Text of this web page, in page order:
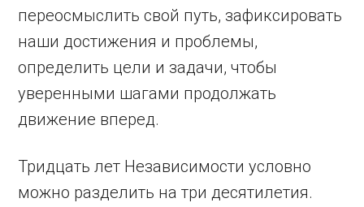
переосмыслить свой путь, зафиксировать
наши достижения и проблемы,
определить цели и задачи, чтобы
уверенными шагами продолжать
движение вперед.
Тридцать лет Независимости условно
можно разделить на три десятилетия.